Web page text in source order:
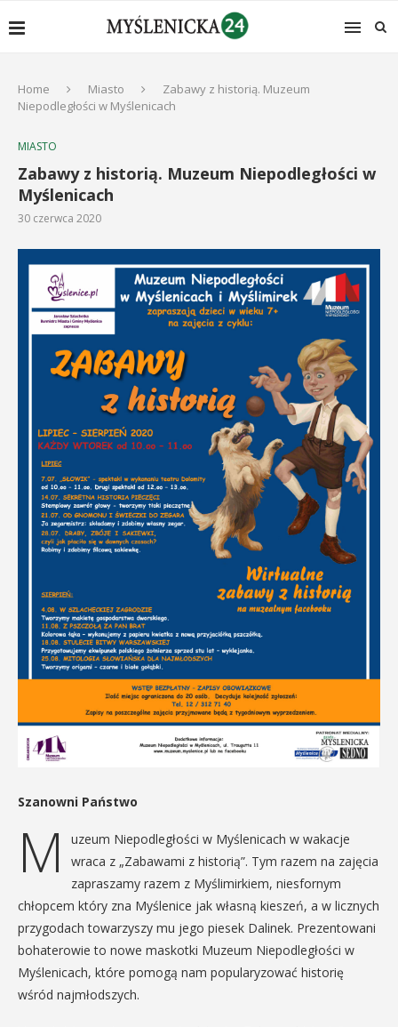
Home Miasto
Zabawy z historią. Muzeum
Niepodległości w Myślenicach
MIASTO
Zabawy z historią. Muzeum Niepodległości w
Myślenicach
30 czerwca 2020
Szanowni Państwo
M
uzeum Niepodległości w Myślenicach w wakacje
wraca z „Zabawami z historią”. Tym razem na zajęcia
zapraszamy razem z Myślimirkiem, niesfornym
chłopcem który zna Myślenice jak własną kieszeń, a w licznych
przygodach towarzyszy mu jego piesek Dalinek. Prezentowani
bohaterowie to nowe maskotki Muzeum Niepodległości w
Myślenicach, które pomogą nam popularyzować historię
wśród najmłodszych.